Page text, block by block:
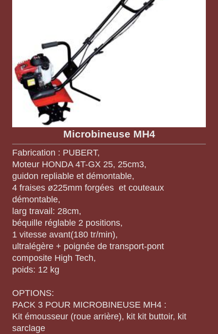
Microbineuse MH4
Fabrication : PUBERT,
Moteur HONDA 4T-GX 25, 25cm3,
guidon repliable et démontable,
4 fraises ø225mm forgées et couteaux
démontable,
larg travail: 28cm,
béquille réglable 2 positions,
1 vitesse avant(180 tr/min),
ultralégère + poignée de transport-pont
composite High Tech,
poids: 12 kg
OPTIONS:
PACK 3 POUR MICROBINEUSE MH4 :
Kit émousseur (roue arrière), kit kit buttoir, kit
sarclage